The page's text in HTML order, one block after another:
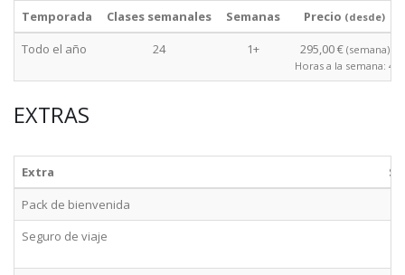
Temporada Clases semanales Semanas Precio (desde)
Todo el año 24 1+ 295,00 € (semana)
Horas a la semana: 4
EXTRAS
Extra
Pack de bienvenida
Seguro de viaje